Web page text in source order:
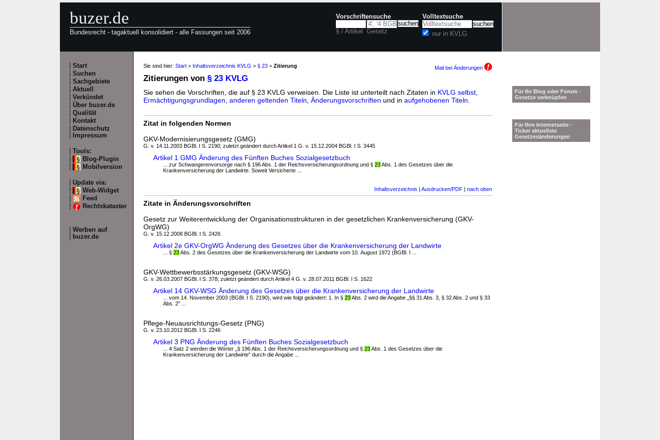
buzer.de
Bundesrecht - tagaktuell konsolidiert - alle Fassungen seit 2006
Vorschriftensuche
§ / Artikel Gesetz
Volltextsuche
nur in KVLG
Start
Suchen
Sachgebiete
Aktuell
Verkündet
Über buzer.de
Qualität
Kontakt
Datenschutz
Impressum
Tools:
Blog-Plugin
Mobilversion
Update via:
Web-Widget
Feed
Rechtskataster
Werben auf
buzer.de
Sie sind hier: Start > Inhaltsverzeichnis KVLG > § 23 > Zitierung Mail bei Änderungen
Zitierungen von § 23 KVLG
Sie sehen die Vorschriften, die auf § 23 KVLG verweisen. Die Liste ist unterteilt nach Zitaten in KVLG selbst
Ermächtigungsgrundlagen anderen geltenden Titeln Änderungsvorschriften und in aufgehobenen Titeln
Zitat in folgenden Normen
GKV-Modernisierungsgesetz (GMG)
G. v. 14.11.2003 BGBl. I S. 2190; zuletzt geändert durch Artikel 1 G. v. 15.12.2004 BGBl. I S. 3445
Artikel 1 GMG Änderung des Fünften Buches Sozialgesetzbuch
... zur Schwangerenvorsorge nach § 196 Abs. 1 der Reichsversicherungsordnung und § 23Abs. 1 des Gesetzes über die
Krankenversicherung der Landwirte. Soweit Versicherte ...
Inhaltsverzeichnis | Ausdrucken/PDF | nach oben
Zitate in Änderungsvorschriften
Gesetz zur Weiterentwicklung der Organisationsstrukturen in der gesetzlichen Krankenversicherung (GKV-
OrgWG)
G. v. 15.12.2008 BGBl. I S. 2426
Artikel 2e GKV-OrgWG Änderung des Gesetzes über die Krankenversicherung der Landwirte
... § 23Abs. 2 des Gesetzes über die Krankenversicherung der Landwirte vom 10. August 1972 (BGBl. I ...
GKV-Wettbewerbsstärkungsgesetz (GKV-WSG)
G. v. 26.03.2007 BGBl. I S. 378; zuletzt geändert durch Artikel 4 G. v. 28.07.2011 BGBl. I S. 1622
Artikel 14 GKV-WSG Änderung des Gesetzes über die Krankenversicherung der Landwirte
... vom 14. November 2003 (BGBl. I S. 2190), wird wie folgt geändert: 1. In § 23Abs. 2 wird die Angabe „§§ 31 Abs. 3, § 32 Abs. 2 und § 33
Abs. 2" ...
Pflege-Neuausrichtungs-Gesetz (PNG)
G. v. 23.10.2012 BGBl. I S. 2246
Artikel 3 PNG Änderung des Fünften Buches Sozialgesetzbuch
... 4 Satz 2 werden die Wörter „§ 196 Abs. 1 der Reichsversicherungsordnung und § 23Abs. 1 des Gesetzes über die
Krankenversicherung der Landwirte" durch die Angabe ...
Für Ihr Blog oder Forum -
Gesetze verknüpfen
Für Ihre Internetseite -
Ticker aktuellste
Gesetzesänderungen